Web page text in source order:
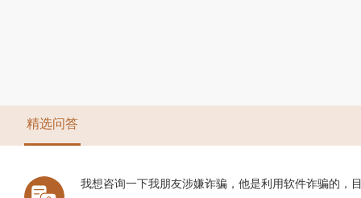
精选问答
我想咨询一下我朋友涉嫌诈骗，他是利用软件诈骗的，